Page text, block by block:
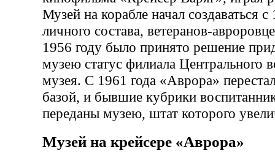
Музей на корабле начал создаваться
личного состава, ветеранов-
1956 году было принято решение
музею статус филиала Центрального
музея. С 1961 года «Аврора»
базой, и бывшие кубрики
переданы музею, штат которого
Музей на крейсере «Аврора»